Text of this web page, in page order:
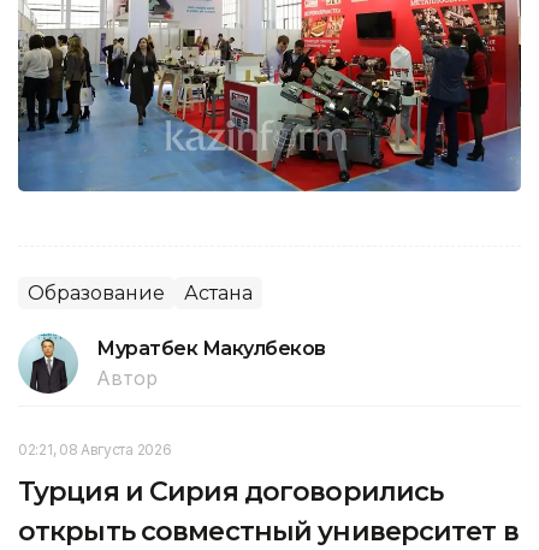
Образование Астана
Муратбек Макулбеков
Автор
02:21, 08 Августа 2026
Турция и Сирия договорились
открыть совместный университет в